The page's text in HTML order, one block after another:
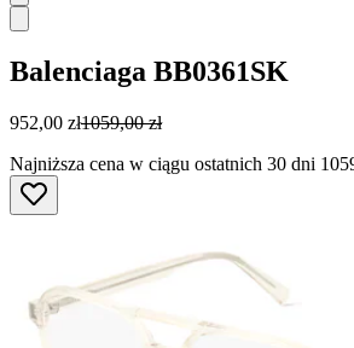
Balenciaga BB0361SK
952,00 zł1059,00 zł
Najniższa cena w ciągu ostatnich 30 dni